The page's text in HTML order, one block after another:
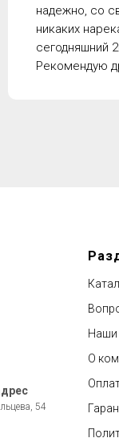
надежно, со
никаких
сегодняшний
Рекомендую
54
Наши
О